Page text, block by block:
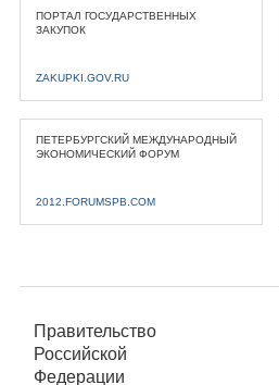
ПОРТАЛ ГОСУДАРСТВЕННЫХ
ЗАКУПОК
ZAKUPKI.GOV.RU
ПЕТЕРБУРГСКИЙ МЕЖДУНАРОДНЫЙ
ЭКОНОМИЧЕСКИЙ ФОРУМ
2012.FORUMSPB.COM
Правительство
Российской
Федерации